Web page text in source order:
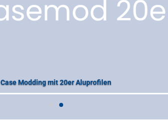
Case Modding mit 20er Aluprofilen